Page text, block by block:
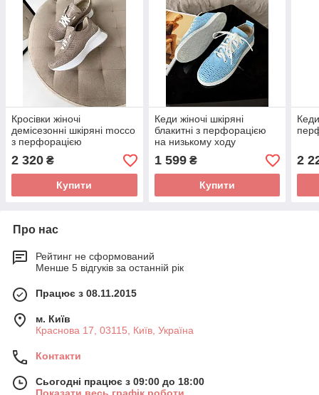
Кросівки жіночі
демісезонні шкіряні mocco
з перфорацією
2 320 ₴
Купити
Кеди жіночі шкіряні
блакитні з перфорацією
на низькому ходу
1 599₴
Купити
Кеди
2
Про нас
Рейтинг не сформований
Менше 5 відгуків за останній рік
Працює з 08.11.2015
м. Київ
Краснова 17, 03115, Київ, Україна
Контакти
Сьогодні працює з 09:00 до 18:00